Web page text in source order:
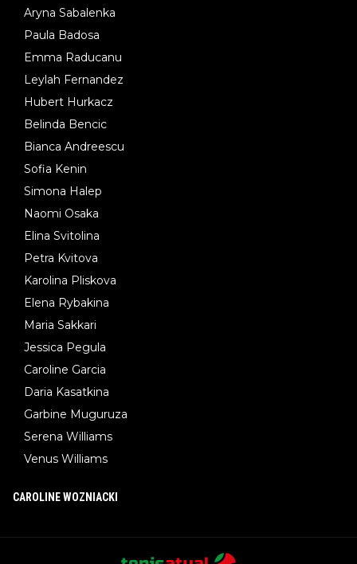
Aryna Sabalenka
Paula Badosa
Emma Raducanu
Leylah Fernandez
Hubert Hurkacz
Belinda Bencic
Bianca Andreescu
Sofia Kenin
Simona Halep
Naomi Osaka
Elina Svitolina
Petra Kvitova
Karolina Pliskova
Elena Rybakina
Maria Sakkari
Jessica Pegula
Caroline Garcia
Daria Kasatkina
Garbine Muguruza
Serena Williams
Venus Williams
CAROLINE WOZNIACKI